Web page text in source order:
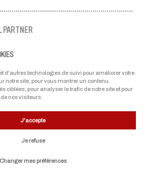
d'autres technologies de suivi pour améliorer votre
notre site, pour vous montrer un contenu
ciblées, pour analyser le trafic de notre site et pour
nos visiteurs.
J'accepte
Je refuse
Changer mes préférences
PARTNER